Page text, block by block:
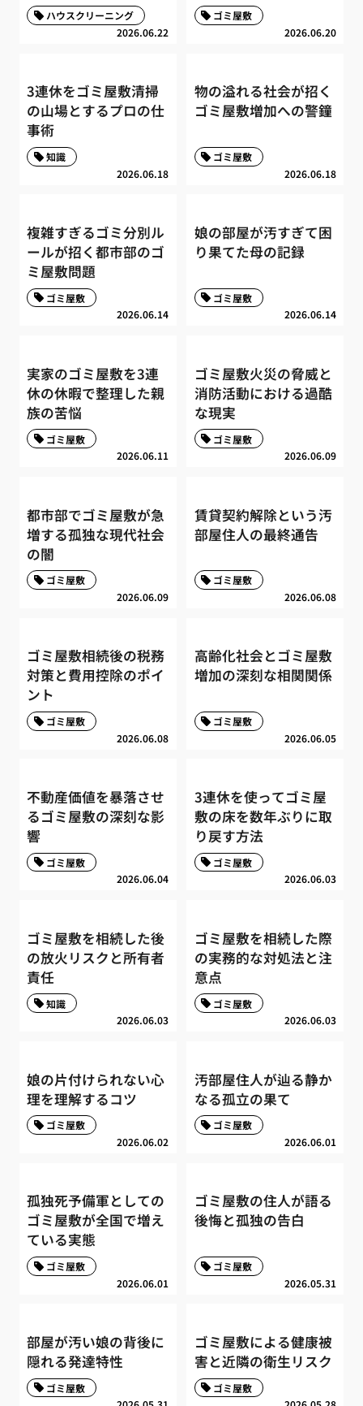
2026.06.22
ハウスクリーニング
2026.06.20
ゴミ屋敷
3連休をゴミ屋敷清掃
の山場とするプロの仕
事術
2026.06.18
知識
物の溢れる社会が招く
ゴミ屋敷増加への警鐘
2026.06.18
ゴミ屋敷
複雑すぎるゴミ分別ル
ールが招く都市部のゴ
ミ屋敷問題
2026.06.14
ゴミ屋敷
娘の部屋が汚すぎて困
り果てた母の記録
2026.06.14
ゴミ屋敷
実家のゴミ屋敷を3連
休の休暇で整理した親
族の苦悩
2026.06.11
ゴミ屋敷
ゴミ屋敷火災の脅威と
消防活動における過酷
な現実
2026.06.09
ゴミ屋敷
都市部でゴミ屋敷が急
増する孤独な現代社会
の闇
2026.06.09
ゴミ屋敷
賃貸契約解除という汚
部屋住人の最終通告
2026.06.08
ゴミ屋敷
ゴミ屋敷相続後の税務
対策と費用控除のポイ
ント
2026.06.08
ゴミ屋敷
高齢化社会とゴミ屋敷
増加の深刻な相関関係
2026.06.05
ゴミ屋敷
不動産価値を暴落させ
るゴミ屋敷の深刻な影
響
2026.06.04
ゴミ屋敷
3連休を使ってゴミ屋
敷の床を数年ぶりに取
り戻す方法
2026.06.03
ゴミ屋敷
ゴミ屋敷を相続した後
の放火リスクと所有者
責任
2026.06.03
知識
ゴミ屋敷を相続した際
の実務的な対処法と注
意点
2026.06.03
ゴミ屋敷
娘の片付けられない心
理を理解するコツ
2026.06.02
ゴミ屋敷
汚部屋住人が辿る静か
なる孤立の果て
2026.06.01
ゴミ屋敷
孤独死予備軍としての
ゴミ屋敷が全国で増え
ている実態
2026.06.01
ゴミ屋敷
ゴミ屋敷の住人が語る
後悔と孤独の告白
2026.05.31
ゴミ屋敷
部屋が汚い娘の背後に
隠れる発達特性
ゴミ屋敷
ゴミ屋敷による健康被
害と近隣の衛生リスク
ゴミ屋敷